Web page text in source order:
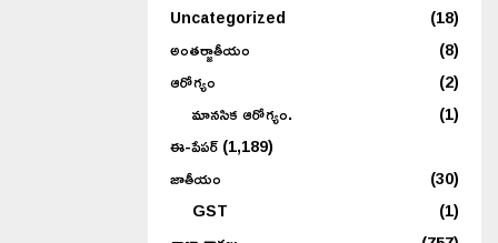
Uncategorized
(18)
అంతర్జాతీయం
(8)
ఆరోగ్యం
(2)
మానసిక ఆరోగ్యం.
(1)
ఈ-పేపర్(1,189)
జాతీయం
(30)
GST
(1)